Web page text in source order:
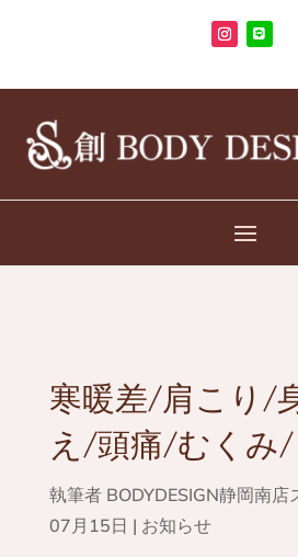
寒暖差/肩こり/
え/頭痛/むくみ
執筆者 BODYDESIGN静岡南店
07月15日 | お知らせ